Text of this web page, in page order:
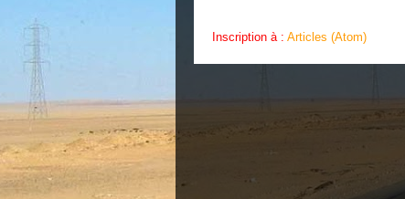
Inscription à : Articles (Atom)